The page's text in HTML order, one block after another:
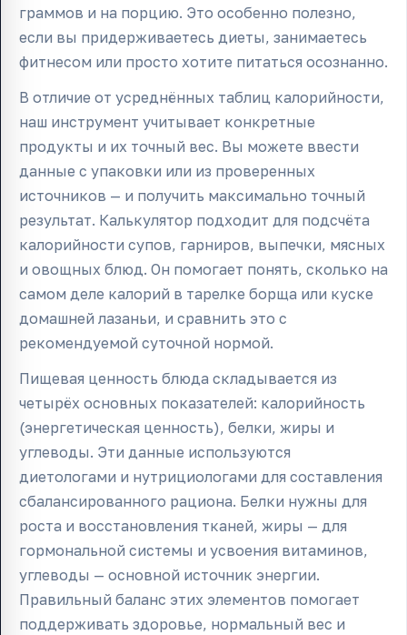
граммов и на порцию. Это особенно полезно,
если вы придерживаетесь диеты, занимаетесь
фитнесом или просто хотите питаться осознанно.
В отличие от усреднённых таблиц калорийности,
наш инструмент учитывает конкретные
продукты и их точный вес. Вы можете ввести
данные с упаковки или из проверенных
источников — и получить максимально точный
результат. Калькулятор подходит для подсчёта
калорийности супов, гарниров, выпечки, мясных
и овощных блюд. Он помогает понять, сколько на
самом деле калорий в тарелке борща или куске
домашней лазаньи, и сравнить это с
рекомендуемой суточной нормой.
Пищевая ценность блюда складывается из
четырёх основных показателей: калорийность
(энергетическая ценность), белки, жиры и
углеводы. Эти данные используются
диетологами и нутрициологами для составления
сбалансированного рациона. Белки нужны для
роста и восстановления тканей, жиры — для
гормональной системы и усвоения витаминов,
углеводы — основной источник энергии.
Правильный баланс этих элементов помогает
поддерживать здоровье, нормальный вес и